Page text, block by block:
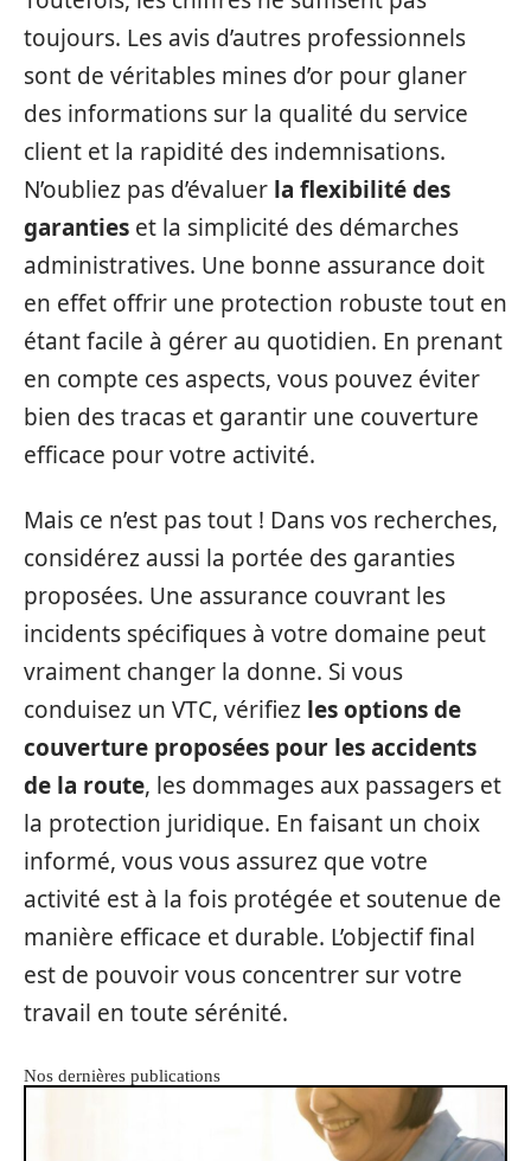
toujours. Les avis d’autres professionnels
sont de véritables mines d’or pour glaner
des informations sur la qualité du service
client et la rapidité des indemnisations.
N’oubliez pas d’évaluer la flexibilité des
garanties et la simplicité des démarches
administratives. Une bonne assurance doit
en effet offrir une protection robuste tout en
étant facile à gérer au quotidien. En prenant
en compte ces aspects, vous pouvez éviter
bien des tracas et garantir une couverture
efficace pour votre activité.
Mais ce n’est pas tout ! Dans vos recherches,
considérez aussi la portée des garanties
proposées. Une assurance couvrant les
incidents spécifiques à votre domaine peut
vraiment changer la donne. Si vous
conduisez un VTC, vérifiez les options de
couverture proposées pour les accidents
de la route, les dommages aux passagers et
la protection juridique. En faisant un choix
informé, vous vous assurez que votre
activité est à la fois protégée et soutenue de
manière efficace et durable. L’objectif final
est de pouvoir vous concentrer sur votre
travail en toute sérénité.
Nos dernières publications